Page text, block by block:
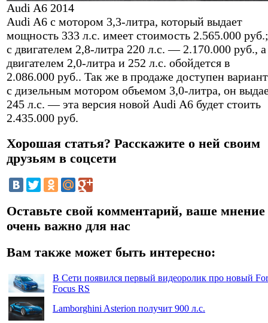
Audi A6 2014
Audi A6 с мотором 3,3-литра, который выдает
мощность 333 л.с. имеет стоимость 2.565.000 руб.;
с двигателем 2,8-литра 220 л.с. — 2.170.000 руб., а
двигателем 2,0-литра и 252 л.с. обойдется в
2.086.000 руб.. Так же в продаже доступен вариант
с дизельным мотором объемом 3,0-литра, он
245 л.с. — эта версия новой Audi A6 будет стоить
2.435.000 руб.
Хорошая статья? Расскажите о ней своим
друзьям в соцсети
Оставьте свой комментарий, ваше мнение
очень важно для нас
Вам также может быть интересно:
В Сети появился первый видеоролик про новый
Focus RS
Lamborghini Asterion получит 900 л.с.